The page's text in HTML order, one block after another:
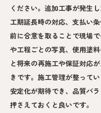
ください。追加工事が発生
工期延長時の対応、支払い
前に合意を取ることで現場
や工程ごとの写真、使用塗
と将来の再施工や保証対応
きです。施工管理が整って
安定化が期待でき、品質バ
押さえておくと良いです。